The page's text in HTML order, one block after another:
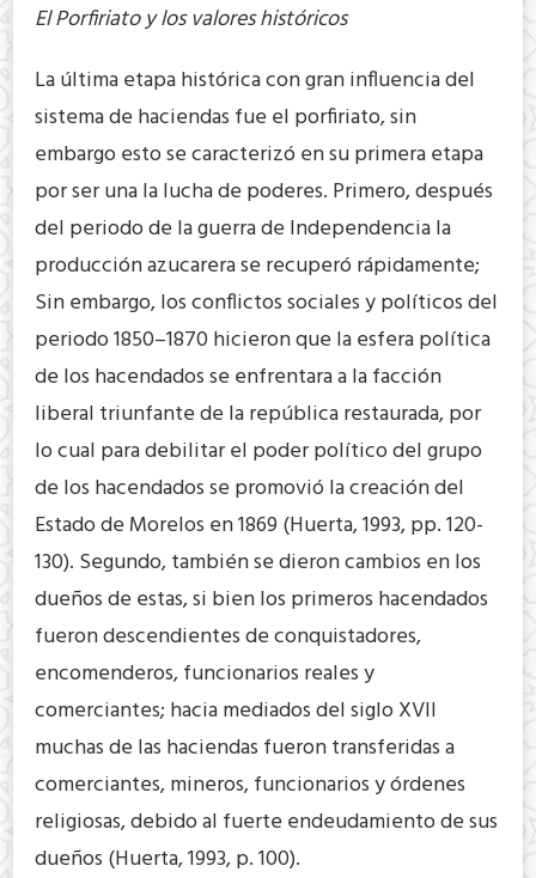
El Porfiriato y los valores históricos
La última etapa histórica con gran influencia del
sistema de haciendas fue el porfiriato, sin
embargo esto se caracterizó en su primera etapa
por ser una la lucha de poderes. Primero, después
del periodo de la guerra de Independencia la
producción azucarera se recuperó rápidamente;
Sin embargo, los conflictos sociales y políticos del
periodo 1850–1870 hicieron que la esfera política
de los hacendados se enfrentara a la facción
liberal triunfante de la república restaurada, por
lo cual para debilitar el poder político del grupo
de los hacendados se promovió la creación del
Estado de Morelos en 1869 (Huerta, 1993, pp. 120-
130). Segundo, también se dieron cambios en los
dueños de estas, si bien los primeros hacendados
fueron descendientes de conquistadores,
encomenderos, funcionarios reales y
comerciantes; hacia mediados del siglo XVII
muchas de las haciendas fueron transferidas a
comerciantes, mineros, funcionarios y órdenes
religiosas, debido al fuerte endeudamiento de sus
dueños (Huerta, 1993, p. 100).